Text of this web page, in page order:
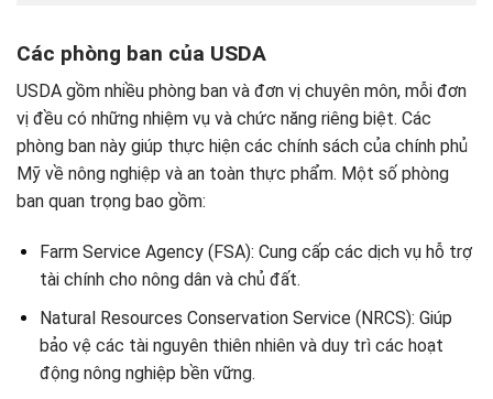
Các phòng ban của USDA
USDA gồm nhiều phòng ban và đơn vị chuyên môn, mỗi đơn
vị đều có những nhiệm vụ và chức năng riêng biệt. Các
phòng ban này giúp thực hiện các chính sách của chính phủ
Mỹ về nông nghiệp và an toàn thực phẩm. Một số phòng
ban quan trọng bao gồm:
Farm Service Agency (FSA): Cung cấp các dịch vụ hỗ trợ
tài chính cho nông dân và chủ đất.
Natural Resources Conservation Service (NRCS): Giúp
bảo vệ các tài nguyên thiên nhiên và duy trì các hoạt
động nông nghiệp bền vững.